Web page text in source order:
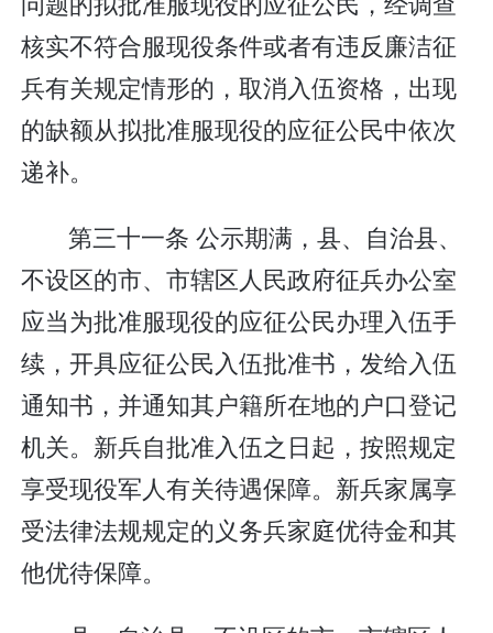
核实不符合服现役条件或者有违反廉洁征
兵有关规定情形的，取消入伍资格，出现
的缺额从拟批准服现役的应征公民中依次
递补。
第三十一条 公示期满，县、自治县、
不设区的市、市辖区人民政府征兵办公室
应当为批准服现役的应征公民办理入伍手
续，开具应征公民入伍批准书，发给入伍
通知书，并通知其户籍所在地的户口登记
机关。新兵自批准入伍之日起，按照规定
享受现役军人有关待遇保障。新兵家属享
受法律法规规定的义务兵家庭优待金和其
他优待保障。